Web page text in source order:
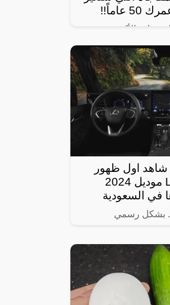
عاماً!!
الأكثر
على شعر صحي
الخاصة بالبشرة
نتيجة خلال فترة
اول ظهور
لسيارة تويوتا Lexus موديل 2024
في السعودية